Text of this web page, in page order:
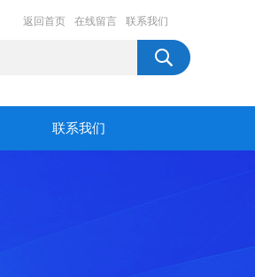
返回首页 在线留言 联系我们
联系我们